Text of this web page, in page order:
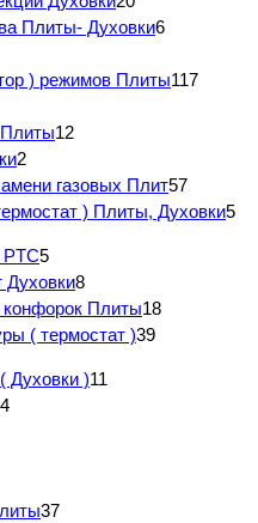
Плиты- Духовки6
) режимов Плиты117
Плиты12
2
газовых Плит57
) Плиты, Духовки5
5
Духовки8
конфорок Плиты18
( термостат )39
Духовки )11
37